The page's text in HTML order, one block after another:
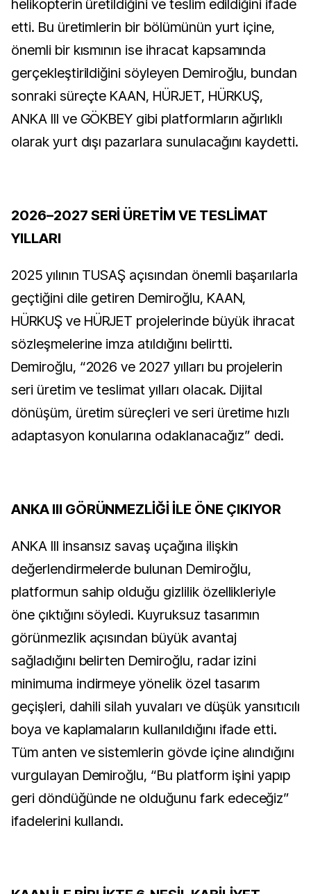
helikopterin üretildiğini ve teslim edildiğini ifade
etti. Bu üretimlerin bir bölümünün yurt içine,
önemli bir kısmının ise ihracat kapsamında
gerçekleştirildiğini söyleyen Demiroğlu, bundan
sonraki süreçte KAAN, HÜRJET, HÜRKUŞ,
ANKA III ve GÖKBEY gibi platformların ağırlıklı
olarak yurt dışı pazarlara sunulacağını kaydetti.
2026–2027 SERİ ÜRETİM VE TESLİMAT
YILLARI
2025 yılının TUSAŞ açısından önemli başarılarla
geçtiğini dile getiren Demiroğlu, KAAN,
HÜRKUŞ ve HÜRJET projelerinde büyük ihracat
sözleşmelerine imza atıldığını belirtti.
Demiroğlu, “2026 ve 2027 yılları bu projelerin
seri üretim ve teslimat yılları olacak. Dijital
dönüşüm, üretim süreçleri ve seri üretime hızlı
adaptasyon konularına odaklanacağız” dedi.
ANKA III GÖRÜNMEZLİĞİ İLE ÖNE ÇIKIYOR
ANKA III insansız savaş uçağına ilişkin
değerlendirmelerde bulunan Demiroğlu,
platformun sahip olduğu gizlilik özellikleriyle
öne çıktığını söyledi. Kuyruksuz tasarımın
görünmezlik açısından büyük avantaj
sağladığını belirten Demiroğlu, radar izini
minimuma indirmeye yönelik özel tasarım
geçişleri, dahili silah yuvaları ve düşük yansıtıcılı
boya ve kaplamaların kullanıldığını ifade etti.
Tüm anten ve sistemlerin gövde içine alındığını
vurgulayan Demiroğlu, “Bu platform işini yapıp
geri döndüğünde ne olduğunu fark edeceğiz”
ifadelerini kullandı.